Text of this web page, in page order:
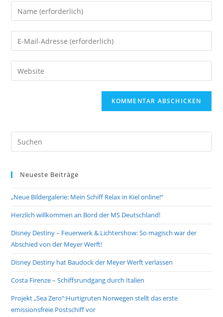
Gib
deinen
Namen
oder
zum
Kommentieren
Gib
deine
E-
Mail-
Gib
deine
Neueste Beiträge
„Neue Bildergalerie: Mein Schiff Relax in Kiel online!“
Herzlich willkommen an Bord der MS Deutschland!
Disney Destiny – Feuerwerk & Lichtershow: So magisch war der
Abschied von der Meyer Werft!
Disney Destiny hat Baudock der Meyer Werft verlassen
Costa Firenze – Schiffsrundgang durch Italien
Projekt „Sea Zero“:Hurtigruten Norwegen stellt das erste
emissionsfreie Postschiff vor